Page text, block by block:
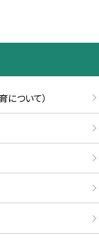
ついて）